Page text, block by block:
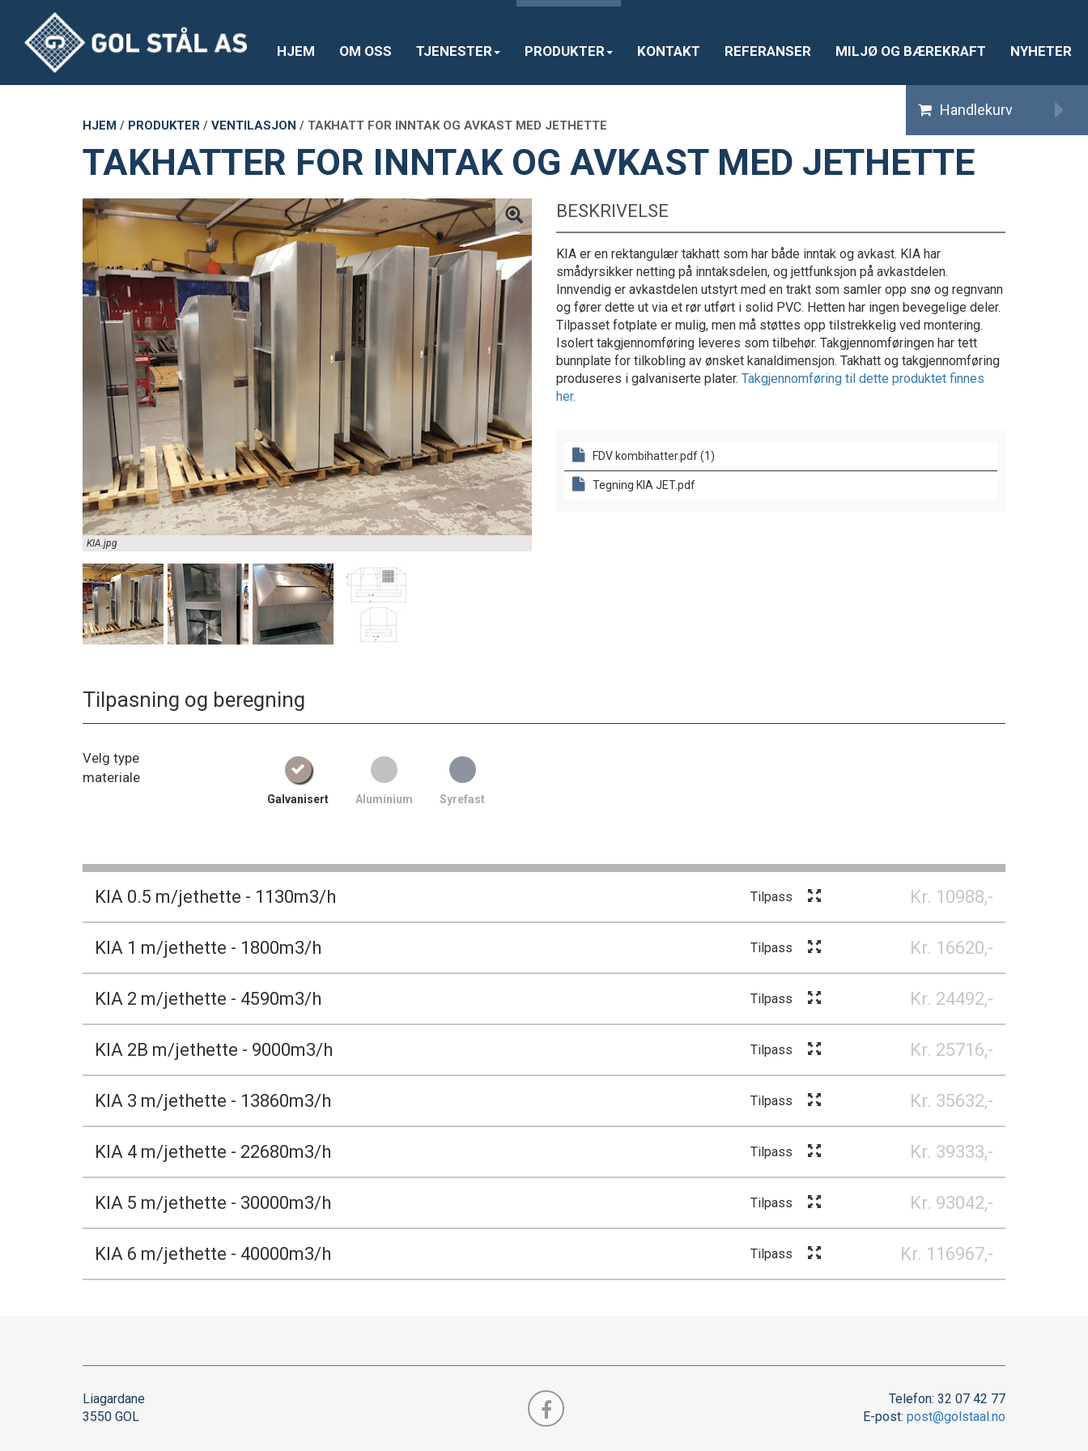
HJEM OM OSS TJENESTER PRODUKTER KONTAKT REFERANSER MILJØ OG BÆREKRAFT NYHETER
HJEM / PRODUKTER / VENTILASJON / TAKHATT FOR INNTAK OG AVKAST MED JETHETTE
TAKHATTER FOR INNTAK OG AVKAST MED JETHETTE
KIA.jpg
BESKRIVELSE
KIA er en rektangulær takhatt som har både inntak og avkast. KIA har
smådyrsikker netting på inntaksdelen, og jettfunksjon på avkastdelen.
Innvendig er avkastdelen utstyrt med en trakt som samler opp snø og regnvann
og fører dette ut via et rør utført i solid PVC. Hetten har ingen bevegelige deler.
Tilpasset fotplate er mulig, men må støttes opp tilstrekkelig ved montering.
Isolert takgjennomføring leveres som tilbehør. Takgjennomføringen har tett
bunnplate for tilkobling av ønsket kanaldimensjon. Takhatt og takgjennomføring
produseres i galvaniserte plater. Takgjennomføring til dette produktet finnes
her.
FDV kombihatter.pdf (1)
Tegning KIA JET.pdf
Tilpasning og beregning
Velg type
materiale
Galvanisert Aluminium Syrefast
KIA 0.5 m/jethette - 1130m3/h Kr. 10988,-
Tilpass
KIA 1 m/jethette - 1800m3/h Kr. 16620,-
Tilpass
KIA 2 m/jethette - 4590m3/h Kr. 24492,-
Tilpass
KIA 2B m/jethette - 9000m3/h Kr. 25716,-
Tilpass
KIA 3 m/jethette - 13860m3/h Kr. 35632,-
Tilpass
KIA 4 m/jethette - 22680m3/h Kr. 39333,-
Tilpass
KIA 5 m/jethette - 30000m3/h Kr. 93042,-
Tilpass
KIA 6 m/jethette - 40000m3/h Kr. 116967,-
Tilpass
Handlekurv
Liagardane
3550 GOL
Telefon: 32 07 42 77
E-post: post@golstaal.no